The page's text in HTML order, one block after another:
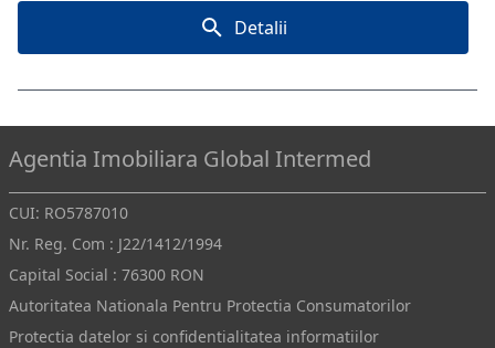
Detalii
Agentia Imobiliara Global Intermed
CUI: RO5787010
Nr. Reg. Com : J22/1412/1994
Capital Social : 76300 RON
Autoritatea Nationala Pentru Protectia Consumatorilor
Protectia datelor si confidentialitatea informatiilor